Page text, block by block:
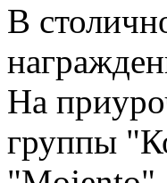
В
На
группы